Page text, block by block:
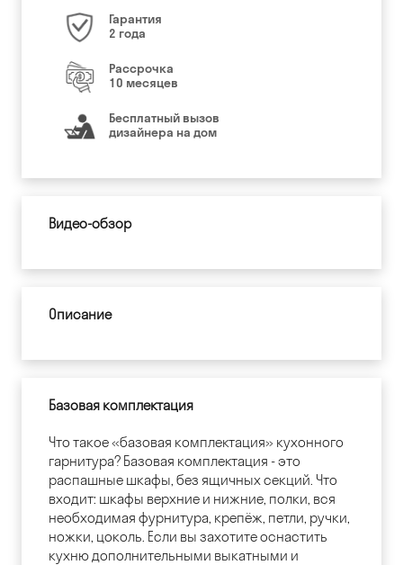
Гарантия
2 года
Рассрочка
10 месяцев
Бесплатный вызов
дизайнера на дом
Видео-обзор
Описание
Базовая комплектация
Что такое «базовая комплектация» кухонного
гарнитура? Базовая комплектация - это
распашные шкафы, без ящичных секций. Что
входит: шкафы верхние и нижние, полки, вся
необходимая фурнитура, крепёж, петли, ручки,
ножки, цоколь. Если вы захотите оснастить
кухню дополнительными выкатными и